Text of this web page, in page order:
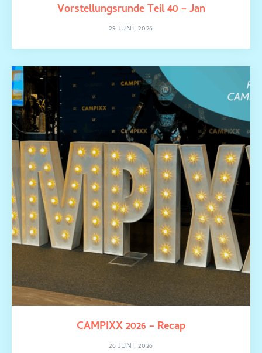
Vorstellungsrunde Teil 40 – Jan
29 JUNI, 2026
CAMPIXX 2026 – Recap
26 JUNI, 2026